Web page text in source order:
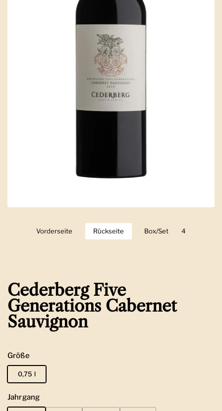
Zeige Folie 1
Vorderseite Zeige Folie 2
Rückseite Zeige Folie 3
Box/Set Zeige Folie
4
Cederberg Five
Generations Cabernet
Sauvignon
Größe
0,75 l
Jahrgang